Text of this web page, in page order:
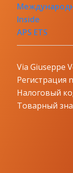
Inside
APS ETS
Via Giuseppe
Регистрация
Налоговый
Товарный